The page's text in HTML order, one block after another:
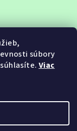
súbory
Viac